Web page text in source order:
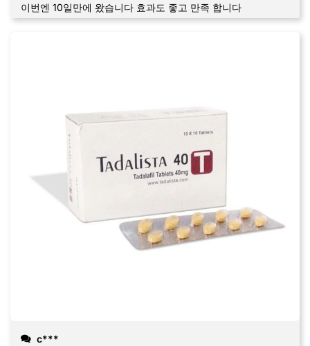
이번엔 10일만에 왔습니다 효과도 좋고 만족 합니다
c***